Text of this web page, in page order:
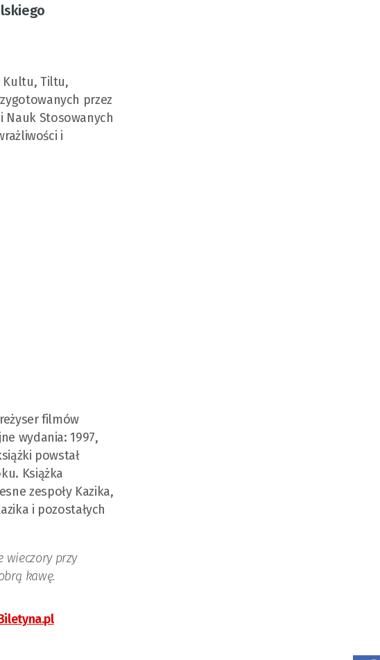
Kultu, Tiltu,
przez
Nauk Stosowanych
i
filmów
wydania: 1997,
powstał
Książka
zespoły Kazika,
i pozostałych
wieczory przy
kawę.